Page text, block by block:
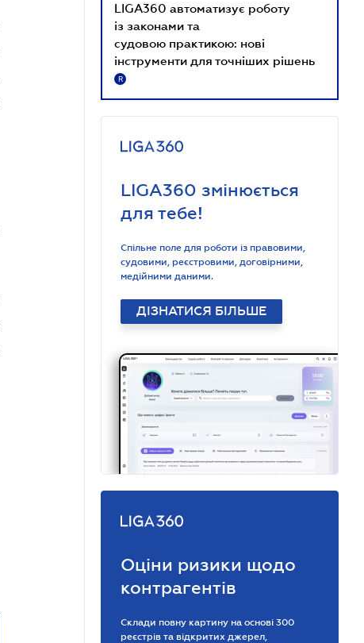
LIGA360 автоматизує роботу
із законами та
судовою практикою: нові
інструменти для точніших рішень
R
LIGA360 змінюється
для тебе!
Спільне поле для роботи із правовими,
судовими, реєстровими, договірними,
медійними даними.
ДІЗНАТИСЯ БІЛЬШЕ
Оціни ризики щодо
контрагентів
Склади повну картину на основі 300
реєстрів та відкритих джерел,